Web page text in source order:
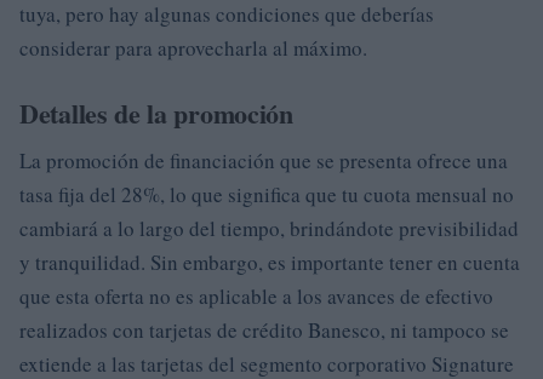
tuya, pero hay algunas condiciones que deberías
considerar para aprovecharla al máximo.
Detalles de la promoción
La promoción de financiación que se presenta ofrece una
tasa fija del 28%, lo que significa que tu cuota mensual no
cambiará a lo largo del tiempo, brindándote previsibilidad
y tranquilidad. Sin embargo, es importante tener en cuenta
que esta oferta no es aplicable a los avances de efectivo
realizados con tarjetas de crédito Banesco, ni tampoco se
extiende a las tarjetas del segmento corporativo Signature